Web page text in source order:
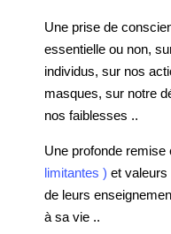
Une prise de
essentielle ou non,
individus, sur nos
masques, sur notre
nos faiblesses ..
Une profonde remise
limitantes ) et
de leurs
à sa vie ..